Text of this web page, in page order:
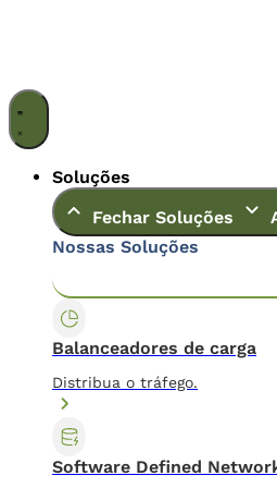
Soluções
Fechar Soluções
Nossas Soluções
Balanceadores de carga
Distribua o tráfego.
Software Defined